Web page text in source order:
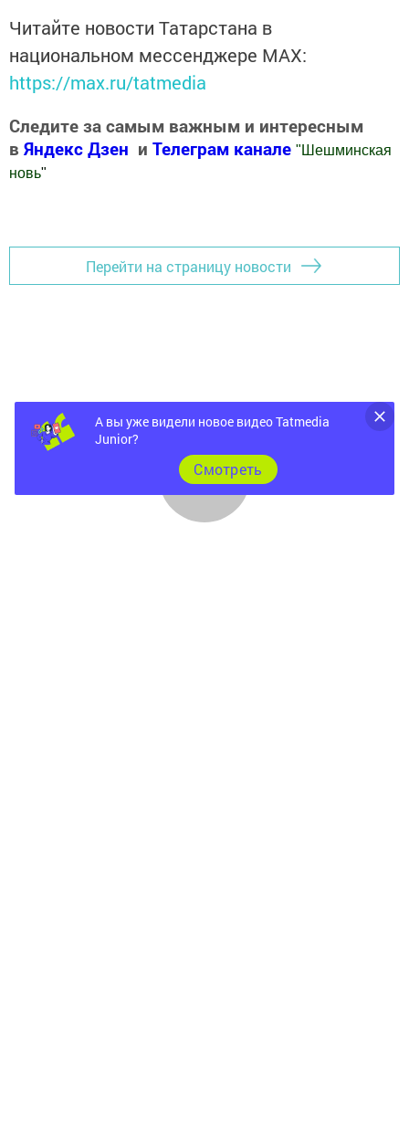
Читайте новости Татарстана в
национальном мессенджере MАХ:
https://max.ru/tatmedia
Следите за самым важным и интересным
в Яндекс Дзен и Телеграм канале " Шешминская
новь"
Перейти на страницу новости
А вы уже видели новое видео Tatmedia
Junior?
Cмотреть